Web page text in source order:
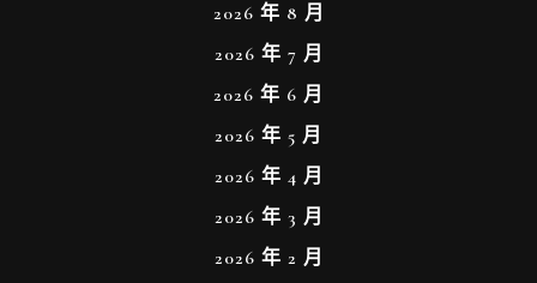
2026 年 8 月
2026 年 7 月
2026 年 6 月
2026 年 5 月
2026 年 4 月
2026 年 3 月
2026 年 2 月